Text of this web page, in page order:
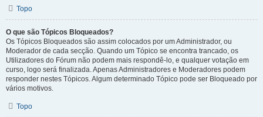
Topo
O que são Tópicos Bloqueados?
Os Tópicos Bloqueados são assim colocados por um Administrador, ou
Moderador de cada secção. Quando um Tópico se encontra trancado, os
Utilizadores do Fórum não podem mais respondê-lo, e qualquer votação em
curso, logo será finalizada. Apenas Administradores e Moderadores podem
responder nestes Tópicos. Algum determinado Tópico pode ser Bloqueado por
vários motivos.
Topo